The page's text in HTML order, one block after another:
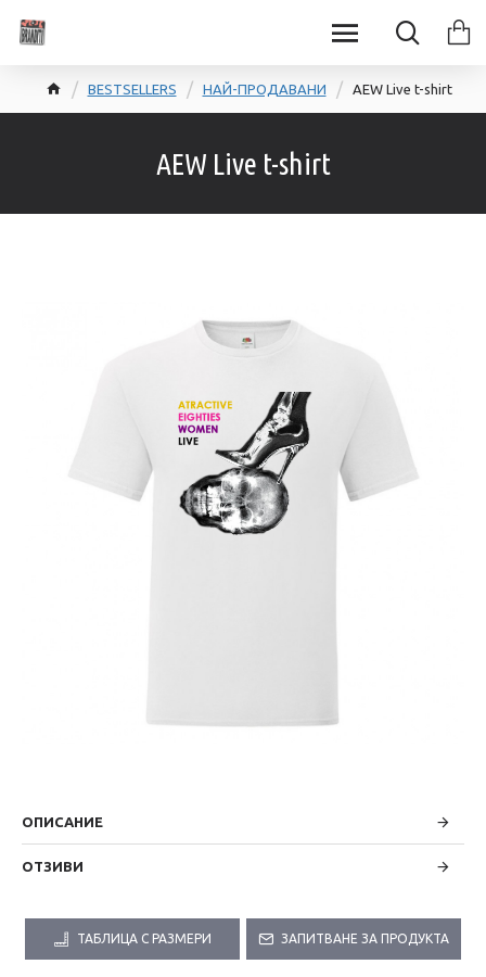
BESTSELLERS НАЙ-ПРОДАВАНИ AEW Live t-shirt
AEW Live t-shirt
ОПИСАНИЕ
ОТЗИВИ
ТАБЛИЦА С РАЗМЕРИ ЗАПИТВАНЕ ЗА ПРОДУКТА